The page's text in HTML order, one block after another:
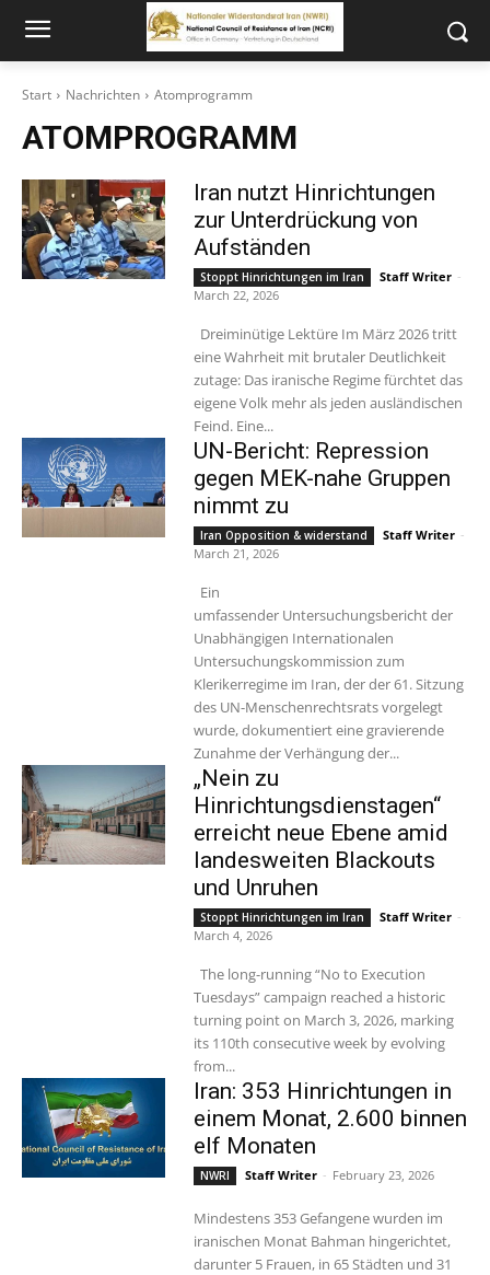
Start Nachrichten Atomprogramm
ATOMPROGRAMM
Iran nutzt Hinrichtungen
zur Unterdrückung von
Aufständen
Stoppt Hinrichtungen im Iran Staff Writer -
March 22, 2026
eine Wahrheit mit brutaler Deutlichkeit
zutage: Das iranische Regime fürchtet das
eigene Volk mehr als jeden ausländischen
Feind. Eine...
UN-Bericht: Repression
gegen MEK-nahe Gruppen
nimmt zu
Iran Opposition & widerstand Staff Writer -
March 21, 2026
umfassender Untersuchungsbericht der
Unabhängigen Internationalen
Untersuchungskommission zum
Klerikerregime im Iran, der der 61. Sitzung
des UN-Menschenrechtsrats vorgelegt
wurde, dokumentiert eine gravierende
Zunahme der Verhängung der...
„Nein zu
Hinrichtungsdienstagen“
erreicht neue Ebene amid
landesweiten Blackouts
und Unruhen
Stoppt Hinrichtungen im Iran Staff Writer -
March 4, 2026
Tuesdays” campaign reached a historic
turning point on March 3, 2026, marking
its 110th consecutive week by evolving
from...
Iran: 353 Hinrichtungen in
einem Monat, 2.600 binnen
elf Monaten
NWRI Staff Writer - February 23, 2026
Mindestens 353 Gefangene wurden im
iranischen Monat Bahman hingerichtet,
darunter 5 Frauen, in 65 Städten und 31